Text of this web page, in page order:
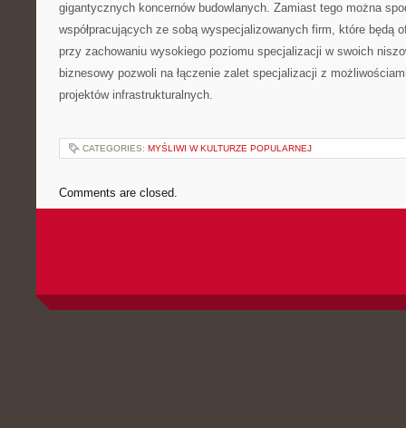
gigantycznych koncernów budowlanych. Zamiast tego można
współpracujących ze sobą wyspecjalizowanych firm, które będą
przy zachowaniu wysokiego poziomu specjalizacji w swoich
biznesowy pozwoli na łączenie zalet specjalizacji z
projektów infrastrukturalnych.
CATEGORIES: MYŚLIWI W KULTURZE POPULARNEJ
Comments are closed.